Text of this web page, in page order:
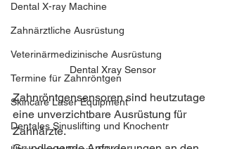
Dental X-ray Machine
Zahnärztliche Ausrüstung
Veterinärmedizinische Ausrüstung
Termine für Zahnröntgen
Skincare Laser Equipment
Dentales Sinuslifting und Knochentr
Dental Xray Sensor
Zahnröntgensensoren sind heutzutage
eine unverzichtbare Ausrüstung für
Zahnärzte.